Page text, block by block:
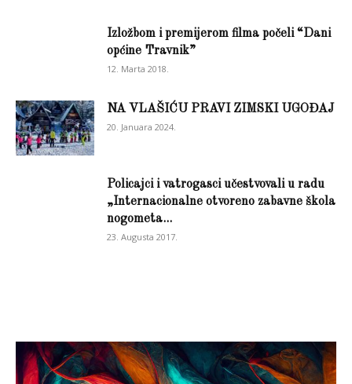
Izložbom i premijerom filma počeli “Dani
općine Travnik”
12. Marta 2018.
NA VLAŠIĆU PRAVI ZIMSKI UGOĐAJ
20. Januara 2024.
Policajci i vatrogasci učestvovali u radu
„Internacionalne otvoreno zabavne škola
nogometa...
23. Augusta 2017.